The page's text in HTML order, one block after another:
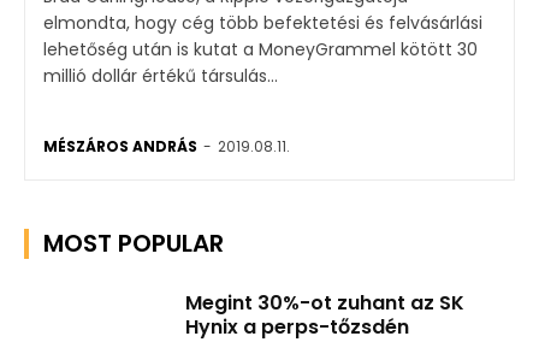
elmondta, hogy cég több befektetési és felvásárlási
lehetőség után is kutat a MoneyGrammel kötött 30
millió dollár értékű társulás...
MÉSZÁROS ANDRÁS - 2019.08.11.
MOST POPULAR
Megint 30%-ot zuhant az SK
Hynix a perps-tőzsdén